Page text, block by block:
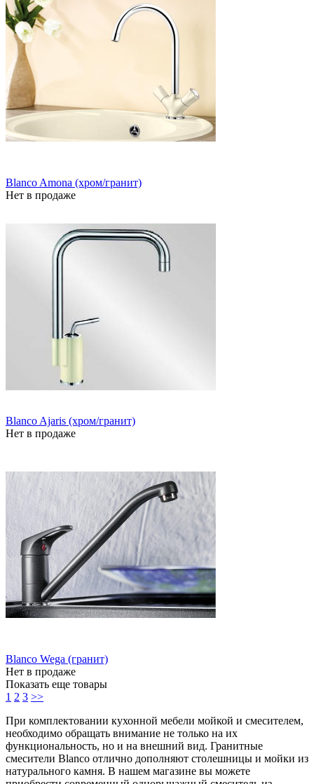
Blanco Amona (хром/гранит)
Нет в продаже
Blanco Ajaris (хром/гранит)
Нет в продаже
Blanco Wega (гранит)
Нет в продаже
Показать еще товары
1 2 3 >>
При комплектовании кухонной мебели мойкой и смесителем,
необходимо обращать внимание не только на их
функциональность, но и на внешний вид. Гранитные
смесители Blanco отлично дополняют столешницы и мойки из
натурального камня. В нашем магазине вы можете